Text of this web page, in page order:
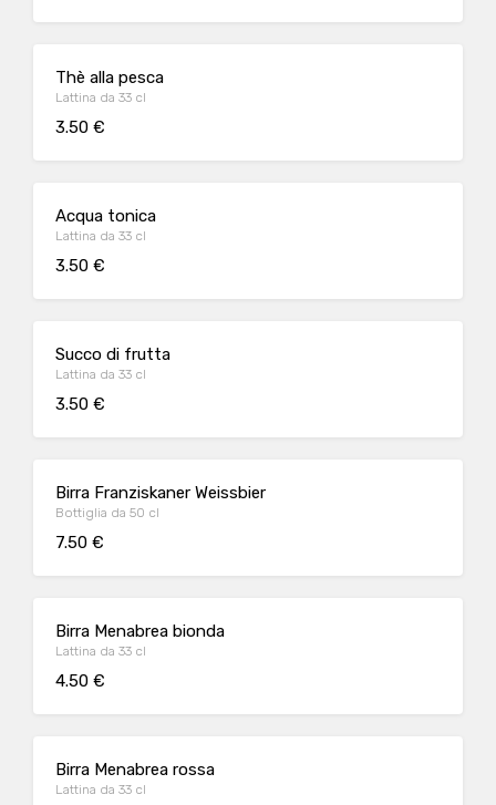
Thè alla pesca
Lattina da 33 cl
3.50 €
Acqua tonica
Lattina da 33 cl
3.50 €
Succo di frutta
Lattina da 33 cl
3.50 €
Birra Franziskaner Weissbier
Bottiglia da 50 cl
7.50 €
Birra Menabrea bionda
Lattina da 33 cl
4.50 €
Birra Menabrea rossa
Lattina da 33 cl